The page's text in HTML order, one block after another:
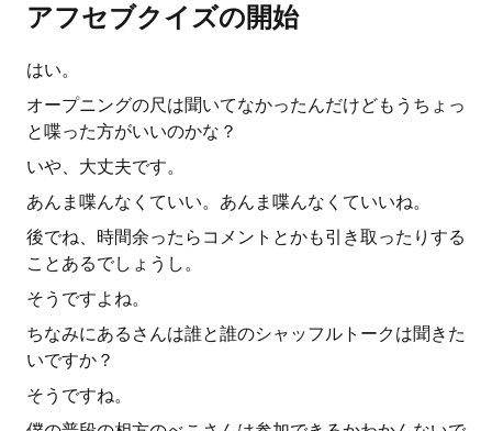
アフセブクイズの開始
はい。
オープニングの尺は聞いてなかったんだけどもうちょっ
と喋った方がいいのかな？
いや、大丈夫です。
あんま喋んなくていい。あんま喋んなくていいね。
後でね、時間余ったらコメントとかも引き取ったりする
ことあるでしょうし。
そうですよね。
ちなみにあるさんは誰と誰のシャッフルトークは聞きた
いですか？
そうですね。